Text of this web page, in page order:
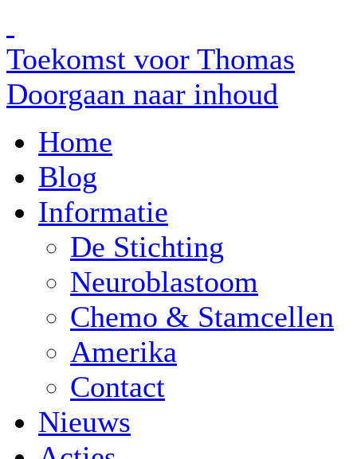
Toekomst voor Thomas
Doorgaan naar inhoud
Home
Blog
Informatie
De Stichting
Neuroblastoom
Chemo & Stamcellen
Amerika
Contact
Nieuws